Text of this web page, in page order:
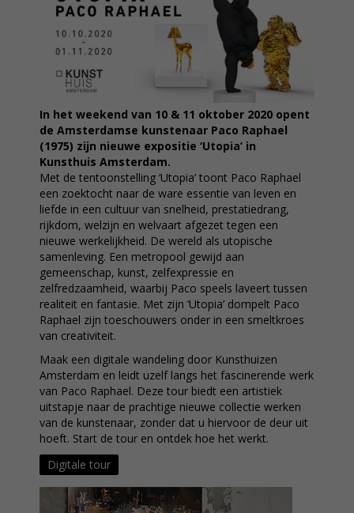
In het weekend van 10 & 11 oktober 2020 opent
de Amsterdamse kunstenaar Paco Raphael
(1975) zijn nieuwe expositie ‘Utopia’ in
Kunsthuis Amsterdam.
Met de tentoonstelling ‘Utopia’ toont Paco Raphael
een zoektocht naar de ware essentie van leven en
liefde in een cultuur van snelheid, prestatiedrang,
rijkdom, welzijn en welvaart afgezet tegen een
nieuwe werkelijkheid. De wereld als utopische
samenleving. Een metropool gewijd aan
gemeenschap, kunst, zelfexpressie en
zelfredzaamheid, waarbij Paco speels laveert tussen
realiteit en fantasie. Met zijn ‘Utopia’ dompelt Paco
Raphael zijn toeschouwers onder in een smeltkroes
van creativiteit.
Maak een digitale wandeling door Kunsthuizen
Amsterdam en leidt uzelf langs het fascinerende werk
van Paco Raphael. Deze tour biedt een artistiek
uitstapje naar de prachtige nieuwe collectie werken
van de kunstenaar, zonder dat u hiervoor de deur uit
hoeft. Start de tour en ontdek hoe het werkt.
Digitale tour